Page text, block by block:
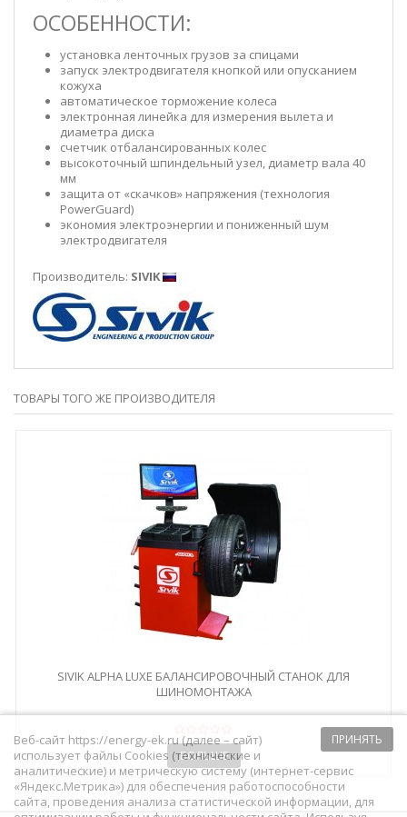
ОСОБЕННОСТИ:
установка ленточных грузов за спицами
запуск электродвигателя кнопкой или опусканием
кожуха
автоматическое торможение колеса
электронная линейка для измерения вылета и
диаметра диска
счетчик отбалансированных колес
высокоточный шпиндельный узел, диаметр вала 40
мм
защита от «скачков» напряжения (технология
PowerGuard)
экономия электроэнергии и пониженный шум
электродвигателя
Производитель: SIVIK
ТОВАРЫ ТОГО ЖЕ ПРОИЗВОДИТЕЛЯ
SIVIK ALPHA LUXE БАЛАНСИРОВОЧНЫЙ СТАНОК ДЛЯ
ШИНОМОНТАЖА
БОЛЬШЕ
ПРИНЯТЬ
Веб-сайт https://energy-ek.ru (далее – сайт)
использует файлы Cookies (технические и
аналитические) и метрическую систему (интернет-сервис
«Яндекс.Метрика») для обеспечения работоспособности
сайта, проведения анализа статистической информации, для